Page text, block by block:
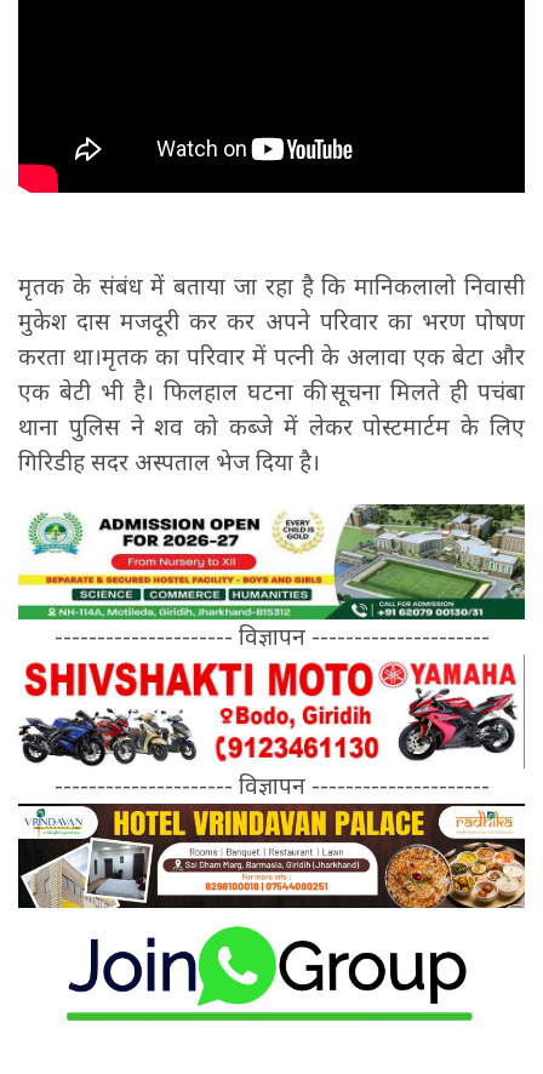
मृतक के संबंध में बताया जा रहा है कि मानिकलालो निवासी
मुकेश दास मजदूरी कर कर अपने परिवार का भरण पोषण
करता था।मृतक का परिवार में पत्नी के अलावा एक बेटा और
एक बेटी भी है। फिलहाल घटना की सूचना मिलते ही पचंबा
थाना पुलिस ने शव को कब्जे में लेकर पोस्टमार्टम के लिए
गिरिडीह सदर अस्पताल भेज दिया है।
--------------------- विज्ञापन ---------------------
--------------------- विज्ञापन ---------------------